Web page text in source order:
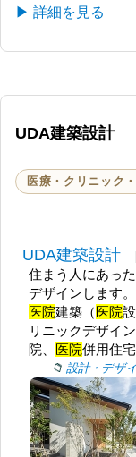
▶ 詳細を見る
UDA建築設計
医療・クリニック
UDA建築設計
住まう人にあっ
デザインします
医院建築（医院
リニックデザイ
院、 医院併用住
設計・デザ